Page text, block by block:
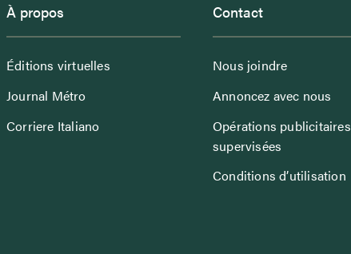
À propos
Éditions virtuelles
Journal Métro
Corriere Italiano
Contact
Nous joindre
Annoncez avec nous
Opérations publicitaires
supervisées
Conditions d’utilisation